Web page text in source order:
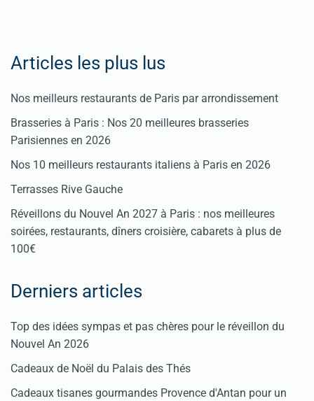
Articles les plus lus
Nos meilleurs restaurants de Paris par arrondissement
Brasseries à Paris : Nos 20 meilleures brasseries
Parisiennes en 2026
Nos 10 meilleurs restaurants italiens à Paris en 2026
Terrasses Rive Gauche
Réveillons du Nouvel An 2027 à Paris : nos meilleures
soirées, restaurants, dîners croisière, cabarets à plus de
100€
Derniers articles
Top des idées sympas et pas chères pour le réveillon du
Nouvel An 2026
Cadeaux de Noël du Palais des Thés
Cadeaux tisanes gourmandes Provence d'Antan pour un